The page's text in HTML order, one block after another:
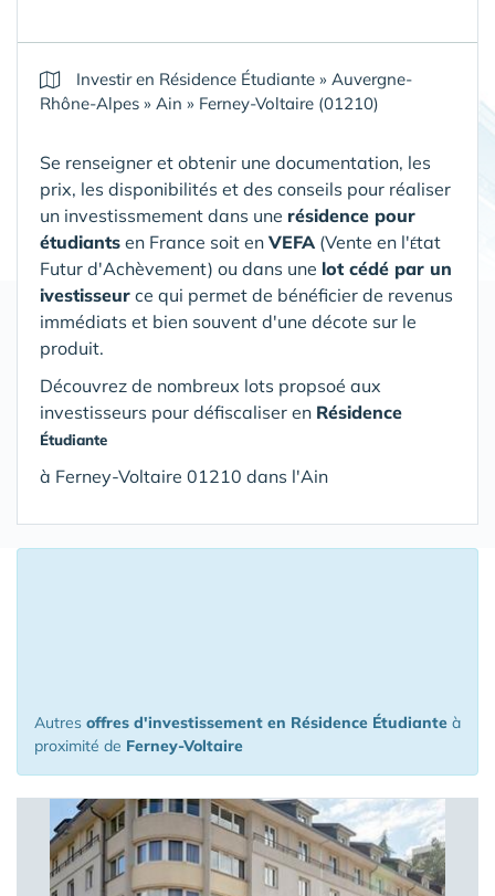
Investir en Résidence Étudiante » Auvergne-
Rhône-Alpes » Ain » Ferney-Voltaire (01210)
Se renseigner et obtenir une documentation, les
prix, les disponibilités et des conseils pour réaliser
un investissmement dans une résidence pour
étudiants en France soit en VEFA (Vente en l'État
Futur d'Achèvement) ou dans une lot cédé par un
ivestisseur ce qui permet de bénéficier de revenus
immédiats et bien souvent d'une décote sur le
produit.
Découvrez de nombreux lots propsoé aux
investisseurs pour défiscaliser en Résidence
Étudiante
à Ferney-Voltaire 01210 dans l'Ain
Autres offres d'investissement en Résidence Étudiante à
proximité de Ferney-Voltaire